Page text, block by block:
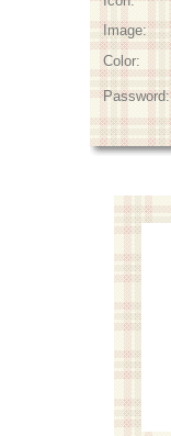
Image:
Color:
Password: